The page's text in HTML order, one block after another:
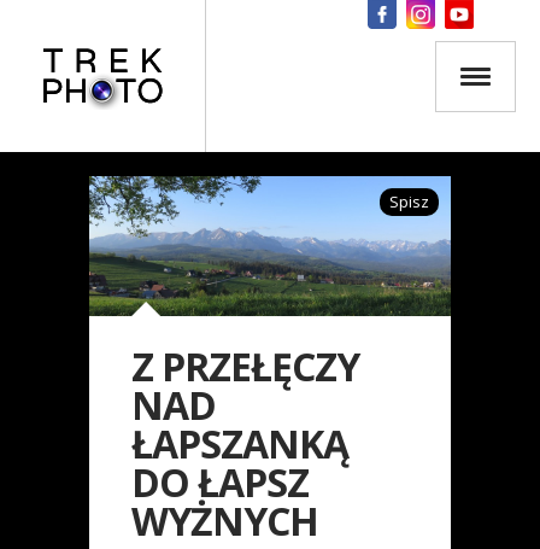
Spisz
Z PRZEŁĘCZY
NAD
ŁAPSZANKĄ
DO ŁAPSZ
WYŻNYCH